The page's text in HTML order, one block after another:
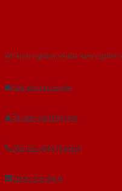
Với kinh nghiệm nhiêu năm nghiên
Gửi yêu cầu tư vấn
Tải báo giá tổng hợp
Yêu cầu gọi lại (3 phút)
Dành cho đại lý